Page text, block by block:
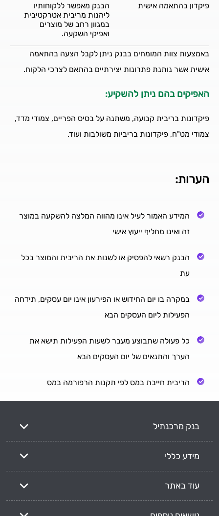
פיקדון בהתאמה אישית
הבנק מאפשר ללקוחותיו
ליהנות מריבית אטרקטיבית
במגוון רחב של מוצרים
ואפיקי השקעה.
באמצעות צוות המומחים בבנק ניתן לקבל הצעה בהתאמה
אישית אשר נותנת פתרונות יצירתיים בהתאם לצרכי הלקוח.
האפיקים בהם ניתן להשקיע:
פיקדונות בריבית קבועה, משתנה על בסיס הפריים, צמודי מדד,
צמודי מט"ח, פיקדונות בריביות משולבות ועוד.
הערות:
המידע האמור לעיל אינו מהווה המלצה להשקעה במוצר
זה ואינו מחליף ייעוץ אישי
הבנק רשאי להפסיק או לשנות את הריבית והמוצר בכל
עת
במקרה בו יום החידוש או הפירעון אינו יום עסקים, תידחה
הפעילות ליום העסקים הבא
כל פעולה שתבוצע מעבר לשעות הפעילות תישא את
הערך והתנאים של יום העסקים הבא
הריבית חייבת במס לפי תקנות הרפורמה במס
בנק מרכנתיל
מידע כללי
עוד באתר